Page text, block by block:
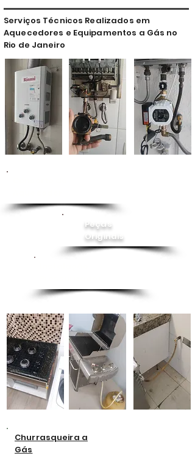
Serviços Técnicos Realizados em
Aquecedores e Equipamentos a Gás no
Rio de Janeiro
Peças
Originais
Churrasqueira a
Gás